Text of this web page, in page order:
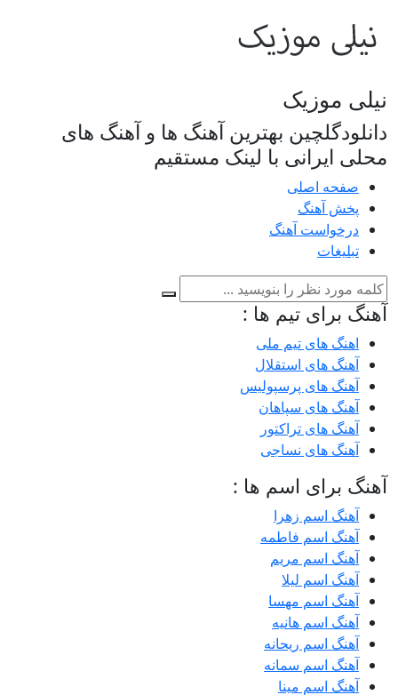
نیلی موزیک
دانلودگلچین بهترین آهنگ ها و آهنگ های
محلی ایرانی با لینک مستقیم
صفحه اصلی
پخش آهنگ
درخواست آهنگ
تبلیغات
آهنگ برای تیم ها :
اهنگ های تیم ملی
آهنگ های استقلال
آهنگ های پرسپولیس
آهنگ های سپاهان
آهنگ های تراکتور
آهنگ های نساجی
آهنگ برای اسم ها :
آهنگ اسم زهرا
آهنگ اسم فاطمه
آهنگ اسم مریم
آهنگ اسم لیلا
آهنگ اسم مهسا
آهنگ اسم هانیه
آهنگ اسم ریحانه
آهنگ اسم سمانه
آهنگ اسم مینا